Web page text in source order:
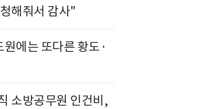
해줘서 감사"
에는 또다른 황도·
소방공무원 인건비,